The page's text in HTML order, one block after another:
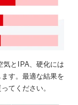
とIPA、硬化には
す。最適な結果を
てください。